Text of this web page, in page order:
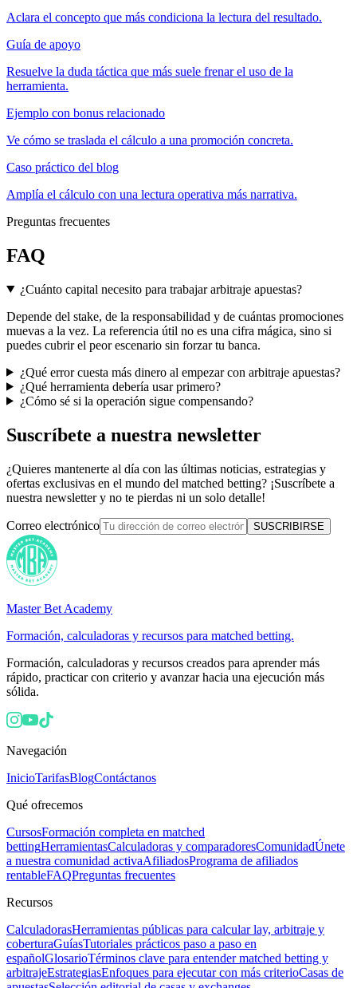
Aclara el concepto que más condiciona la lectura del resultado.
Guía de apoyo
Resuelve la duda táctica que más suele frenar el uso de la
herramienta.
Ejemplo con bonus relacionado
Ve cómo se traslada el cálculo a una promoción concreta.
Caso práctico del blog
Amplía el cálculo con una lectura operativa más narrativa.
Preguntas frecuentes
FAQ
¿Cuánto capital necesito para trabajar arbitraje apuestas?
Depende del stake, de la responsabilidad y de cuántas promociones
muevas a la vez. La referencia útil no es una cifra mágica, sino si
puedes cubrir el peor escenario sin forzar tu banca.
¿Qué error cuesta más dinero al empezar con arbitraje apuestas?
¿Qué herramienta debería usar primero?
¿Cómo sé si la operación sigue compensando?
Suscríbete a nuestra newsletter
¿Quieres mantenerte al día con las últimas noticias, estrategias y
ofertas exclusivas en el mundo del matched betting? ¡Suscríbete a
nuestra newsletter y no te pierdas ni un solo detalle!
Correo electrónico SUSCRIBIRSE
Master Bet Academy
Formación, calculadoras y recursos para matched betting.
Formación, calculadoras y recursos creados para aprender más
rápido, practicar con criterio y avanzar hacia una ejecución más
sólida.
Navegación
InicioTarifasBlogContáctanos
Qué ofrecemos
CursosFormación completa en matched
bettingHerramientasCalculadoras y comparadoresComunidadÚnete
a nuestra comunidad activaAfiliadosPrograma de afiliados
rentableFAQPreguntas frecuentes
Recursos
CalculadorasHerramientas públicas para calcular lay, arbitraje y
coberturaGuíasTutoriales prácticos paso a paso en
españolGlosarioTérminos clave para entender matched betting y
arbitrajeEstrategiasEnfoques para ejecutar con más criterioCasas de